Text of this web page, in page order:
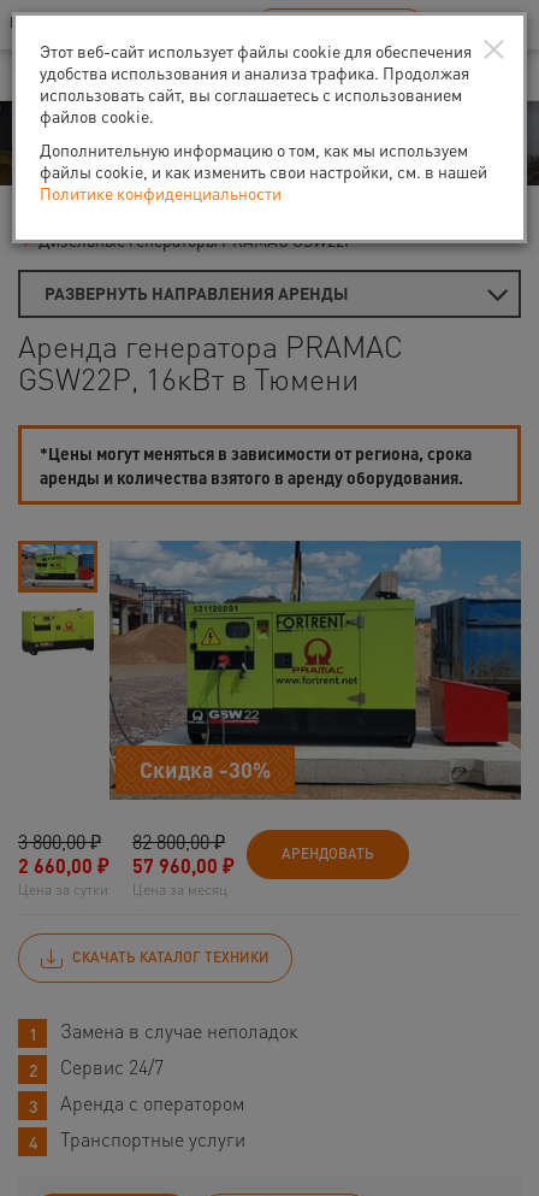
Ваш город:Тюмень
В Вашем регионе нет наших офисов RU EN
Аренда
Дизельные генераторы PRAMAC GSW22P
РАЗВЕРНУТЬ НАПРАВЛЕНИЯ АРЕНДЫ
Аренда генератора PRAMAC
GSW22P, 16кВт в Тюмени
*Цены могут меняться в зависимости от региона, срока
аренды и количества взятого в аренду оборудования.
Скидка -30%
3 800,00 ₽
2 660,00 ₽
Цена за сутки
82 800,00 ₽
57 960,00 ₽
Цена за месяц
АРЕНДОВАТЬ
СКАЧАТЬ КАТАЛОГ ТЕХНИКИ
Замена в случае неполадок
Сервис 24/7
Аренда с оператором
Транспортные услуги
×
Этот веб-сайт использует файлы cookie для обеспечения
удобства использования и анализа трафика. Продолжая
использовать сайт, вы соглашаетесь с использованием
файлов cookie.
Дополнительную информацию о том, как мы используем
файлы cookie, и как изменить свои настройки, см. в нашей
Политике конфиденциальности